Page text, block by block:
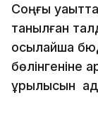
Соңғы
танылған
осылайша
бөлінгеніне
құрылысын